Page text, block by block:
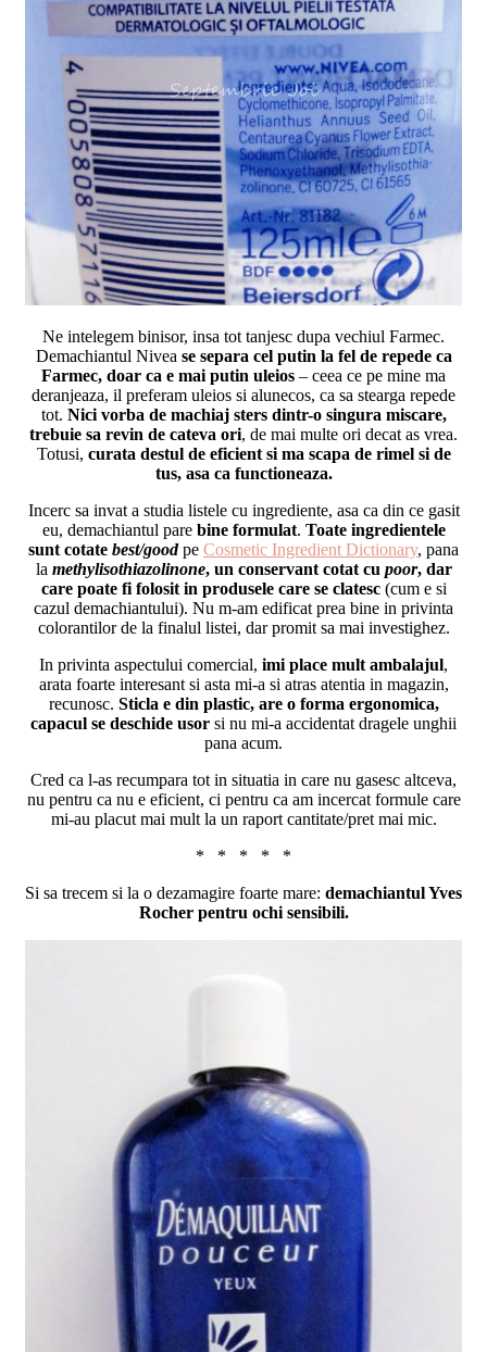
Ne intelegem binisor, insa tot tanjesc dupa vechiul Farmec.
Demachiantul Nivea se separa cel putin la fel de repede ca
Farmec, doar ca e mai putin uleios – ceea ce pe mine ma
deranjeaza, il preferam uleios si alunecos, ca sa stearga repede
tot. Nici vorba de machiaj sters dintr-o singura miscare,
trebuie sa revin de cateva ori, de mai multe ori decat as vrea.
Totusi, curata destul de eficient si ma scapa de rimel si de
tus, asa ca functioneaza.
Incerc sa invat a studia listele cu ingrediente, asa ca din ce gasit
eu, demachiantul pare bine formulat. Toate ingredientele
sunt cotate best/goodpe Cosmetic Ingredient Dictionary, pana
la methylisothiazolinone, un conservant cotat cu poor, dar
care poate fi folosit in produsele care se clatesc(cum e si
cazul demachiantului). Nu m-am edificat prea bine in privinta
colorantilor de la finalul listei, dar promit sa mai investighez.
In privinta aspectului comercial, imi place mult ambalajul,
arata foarte interesant si asta mi-a si atras atentia in magazin,
recunosc. Sticla e din plastic, are o forma ergonomica,
capacul se deschide usor si nu mi-a accidentat dragele unghii
pana acum.
Cred ca l-as recumpara tot in situatia in care nu gasesc altceva,
nu pentru ca nu e eficient, ci pentru ca am incercat formule care
mi-au placut mai mult la un raport cantitate/pret mai mic.
* * * * *
Si sa trecem si la o dezamagire foarte mare: demachiantul Yves
Rocher pentru ochi sensibili.